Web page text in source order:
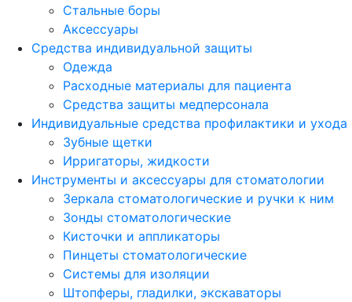
Стальные боры
Аксессуары
Средства индивидуальной защиты
Одежда
Расходные материалы для пациента
Средства защиты медперсонала
Индивидуальные средства профилактики и ухода
Зубные щетки
Ирригаторы, жидкости
Инструменты и аксессуары для стоматологии
Зеркала стоматологические и ручки к ним
Зонды стоматологические
Кисточки и аппликаторы
Пинцеты стоматологические
Системы для изоляции
Штопферы, гладилки, экскаваторы